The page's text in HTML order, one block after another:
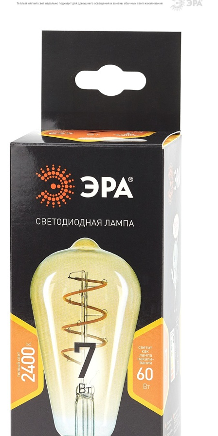
ОСВЕЩЕНИЯ (LED МОДУЛИ)
НАСТОЛЬНЫЕ СВЕТИЛЬНИКИ
НОВОГОДНЕЕ ОСВЕЩЕНИЕ
ОТВЕРТКИ
ПАЯЛЬНОЕ ОБОРУДОВАНИЕ
ПОДВЕСНЫЕ ЛОФТ
СВЕТИЛЬНИКИ
ПОРТАТИВНЫЕ СОЛНЕЧНЫЕ
ЭЛЕКТРОСТАНЦИИ
ПРОТИВОМОСКИТНЫЕ ЛАМПЫ
РАЗЪЁМЫ, ПЕРЕХОДНИКИ, ТВ
ДЕЛИТЕЛИ
СЕТЕВЫЕ ФИЛЬТРЫ, СИЛОВЫЕ
РАЗЪЕМЫ И УДЛИНИТЕЛИ,
ТРОЙНИКИ И КОЛОДКИ, ВИЛКИ
СИСТЕМЫ ПОЛИВА
СТАБИЛИЗАТОРЫ НАПРЯЖЕНИЯ
ТОЧЕЧНЫЕ СВЕТИЛЬНИКИ